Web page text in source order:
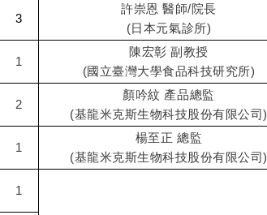
3
許崇恩 醫師/院長
(日本元氣診所)
1
陳宏彰 副教授
(國立臺灣大學食品科技研究所)
2
顏吟紋 產品總監
(基龍米克斯生物科技股份有限公司)
1
楊至正 總監
(基龍米克斯生物科技股份有限公司)
1